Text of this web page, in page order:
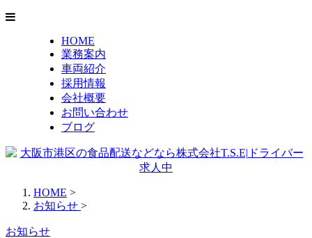
HOME
業務案内
車両紹介
採用情報
会社概要
お問い合わせ
ブログ
HOME >
お知らせ >
お知らせ